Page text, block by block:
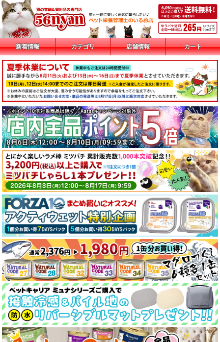
新着情報 カテゴリ 店舗情報 カート